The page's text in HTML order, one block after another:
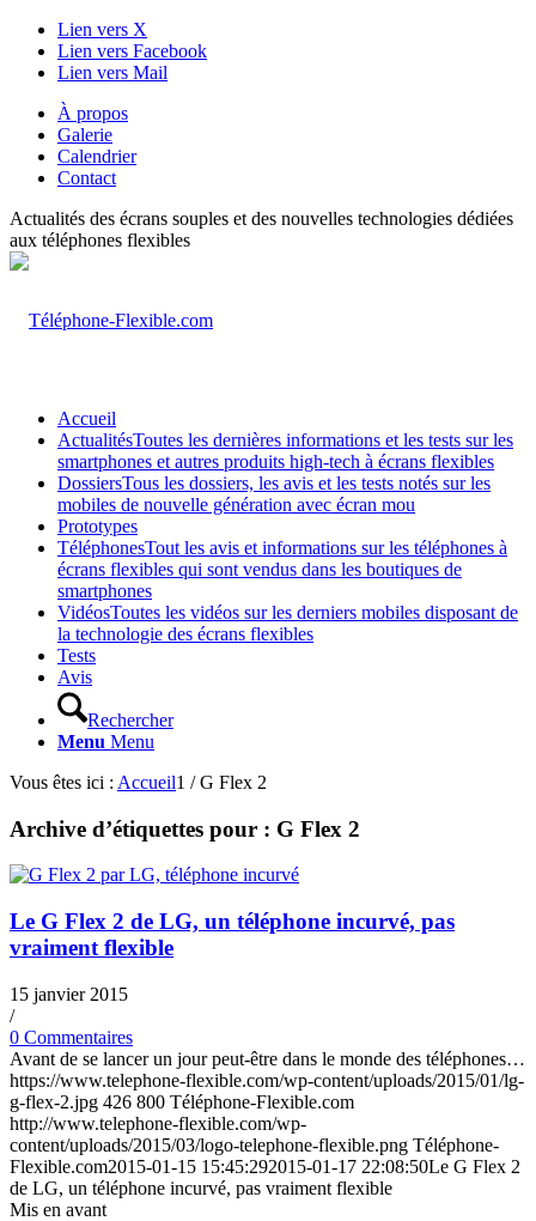
Lien vers X
Lien vers Facebook
Lien vers Mail
À propos
Galerie
Calendrier
Contact
Actualités des écrans souples et des nouvelles technologies dédiées
aux téléphones flexibles
Accueil
ActualitésToutes les dernières informations et les tests sur les
smartphones et autres produits high-tech à écrans flexibles
DossiersTous les dossiers, les avis et les tests notés sur les
mobiles de nouvelle génération avec écran mou
Prototypes
TéléphonesTout les avis et informations sur les téléphones à
écrans flexibles qui sont vendus dans les boutiques de
smartphones
VidéosToutes les vidéos sur les derniers mobiles disposant de
la technologie des écrans flexibles
Tests
Avis
Rechercher
Menu Menu
Vous êtes ici : Accueil1 / G Flex 2
Archive d’étiquettes pour : G Flex 2
Le G Flex 2 de LG, un téléphone incurvé, pas
vraiment flexible
15 janvier 2015
/
0 Commentaires
Avant de se lancer un jour peut-être dans le monde des téléphones…
https://www.telephone-flexible.com/wp-content/uploads/2015/01/lg-
g-flex-2.jpg 426 800 Téléphone-Flexible.com
http://www.telephone-flexible.com/wp-
content/uploads/2015/03/logo-telephone-flexible.png Téléphone-
Flexible.com2015-01-15 15:45:292015-01-17 22:08:50Le G Flex 2
de LG, un téléphone incurvé, pas vraiment flexible
Mis en avant